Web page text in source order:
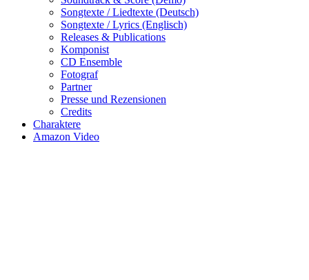
Songtexte / Liedtexte (Deutsch)
Songtexte / Lyrics (Englisch)
Releases & Publications
Komponist
CD Ensemble
Fotograf
Partner
Presse und Rezensionen
Credits
Charaktere
Amazon Video